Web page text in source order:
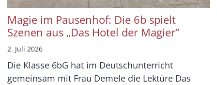
Magie im Pausenhof: Die 6b spielt
Szenen aus „Das Hotel der Magier“
2. Juli 2026
Die Klasse 6bG hat im Deutschunterricht
gemeinsam mit Frau Demele die Lektüre Das